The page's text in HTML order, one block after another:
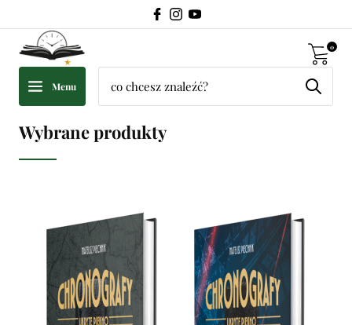
Menu
0
Wybrane produkty